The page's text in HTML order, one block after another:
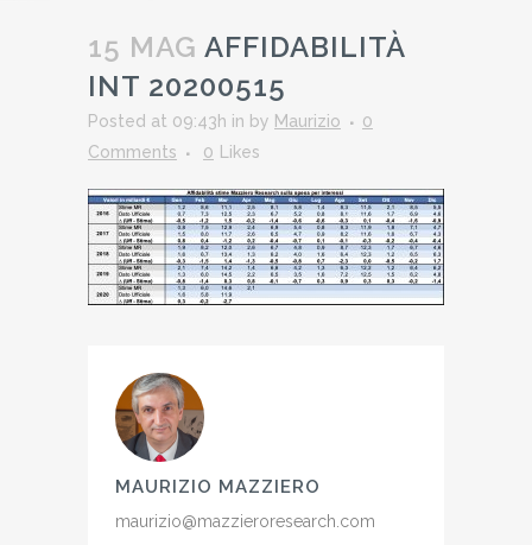
15 MAG AFFIDABILITÀ
INT 20200515
Posted at 09:43h in by Maurizio
0
Comments
0 Likes
MAURIZIO MAZZIERO
maurizio@mazzieroresearch.com